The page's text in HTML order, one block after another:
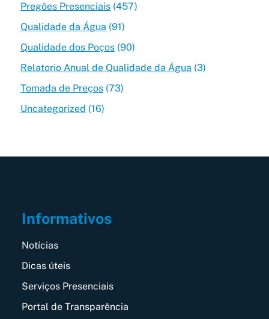
Pregões Presenciais(457)
Qualidade da Água (91)
Qualidade dos Poços(90)
Relatorio Anual de Qualidade da Água (3)
Tomada de Preços(73)
Uncategorized (16)
Informativos
Notícias
Dicas úteis
Serviços Presenciais
Portal de Transparência